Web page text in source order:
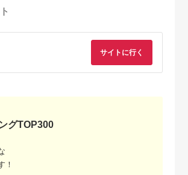
税】【最
発送】 炭
飲料 お酒
プ 果実
ストック
チオビタ・ドリンク
（100mL×50本）
サイトに行く
グTOP300
！